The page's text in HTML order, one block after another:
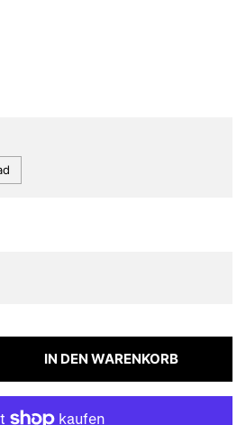
IN DEN WARENKORB